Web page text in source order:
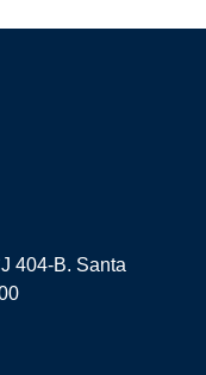
404-B. Santa